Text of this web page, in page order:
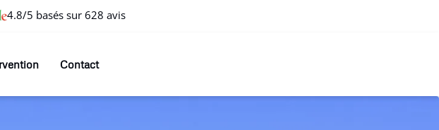
4.8/5 basés sur 628 avis
Contact